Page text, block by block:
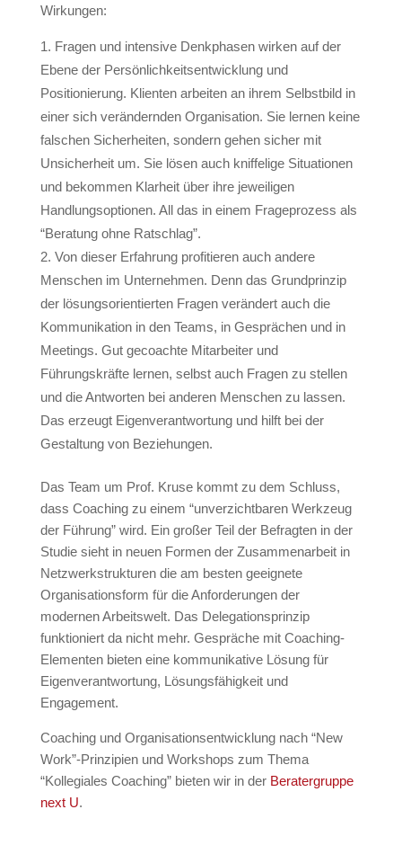
Wirkungen:
Fragen und intensive Denkphasen wirken auf der
Ebene der Persönlichkeitsentwicklung und
Positionierung. Klienten arbeiten an ihrem Selbstbild in
einer sich verändernden Organisation. Sie lernen keine
falschen Sicherheiten, sondern gehen sicher mit
Unsicherheit um. Sie lösen auch kniffelige Situationen
und bekommen Klarheit über ihre jeweiligen
Handlungsoptionen. All das in einem Frageprozess als
“Beratung ohne Ratschlag”.
Von dieser Erfahrung profitieren auch andere
Menschen im Unternehmen. Denn das Grundprinzip
der lösungsorientierten Fragen verändert auch die
Kommunikation in den Teams, in Gesprächen und in
Meetings. Gut gecoachte Mitarbeiter und
Führungskräfte lernen, selbst auch Fragen zu stellen
und die Antworten bei anderen Menschen zu lassen.
Das erzeugt Eigenverantwortung und hilft bei der
Gestaltung von Beziehungen.
Das Team um Prof. Kruse kommt zu dem Schluss,
dass Coaching zu einem “unverzichtbaren Werkzeug
der Führung” wird. Ein großer Teil der Befragten in der
Studie sieht in neuen Formen der Zusammenarbeit in
Netzwerkstrukturen die am besten geeignete
Organisationsform für die Anforderungen der
modernen Arbeitswelt. Das Delegationsprinzip
funktioniert da nicht mehr. Gespräche mit Coaching-
Elementen bieten eine kommunikative Lösung für
Eigenverantwortung, Lösungsfähigkeit und
Engagement.
Coaching und Organisationsentwicklung nach “New
Work”-Prinzipien und Workshops zum Thema
“Kollegiales Coaching” bieten wir in der Beratergruppe
next U.